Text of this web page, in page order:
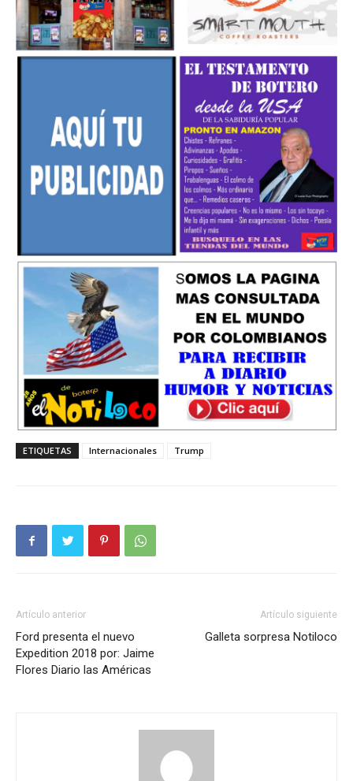
ETIQUETAS Internacionales Trump
Artículo anterior
Ford presenta el nuevo
Expedition 2018 por: Jaime
Flores Diario las Américas
Artículo siguiente
Galleta sorpresa Notiloco